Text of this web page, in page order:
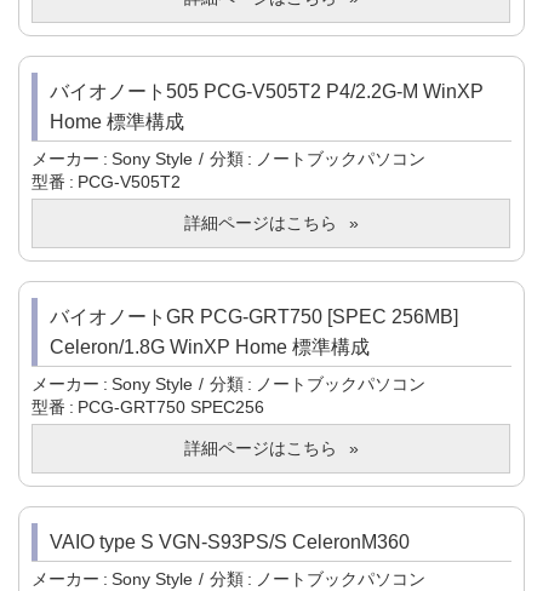
バイオノート505 PCG-V505T2 P4/2.2G-M WinXP
Home 標準構成
メーカー Sony Style 分類
ノートブックパソコン
型番
PCG-V505T2
詳細ページはこちら
バイオノートGR PCG-GRT750 [SPEC 256MB]
Celeron/1.8G WinXP Home 標準構成
メーカー Sony Style 分類
ノートブックパソコン
型番
PCG-GRT750 SPEC256
詳細ページはこちら
VAIO type S VGN-S93PS/S CeleronM360
メーカー Sony Style 分類
ノートブックパソコン